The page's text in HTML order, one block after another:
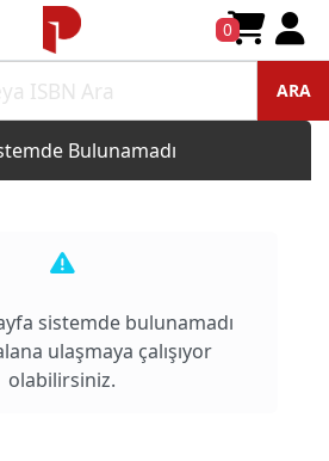
0
ARA
Bulunamadı
sistemde bulunamadı
ulaşmaya çalışıyor
olabilirsiniz.